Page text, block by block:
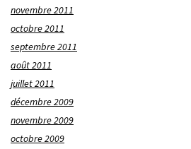
novembre 2011
octobre 2011
septembre 2011
août 2011
juillet 2011
décembre 2009
novembre 2009
octobre 2009